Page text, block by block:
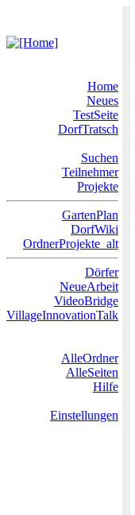
Home
Neues
TestSeite
DorfTratsch
Suchen
Teilnehmer
Projekte
GartenPlan
DorfWiki
OrdnerProjekte_alt
Dörfer
NeueArbeit
VideoBridge
VillageInnovationTalk
AlleOrdner
AlleSeiten
Hilfe
Einstellungen